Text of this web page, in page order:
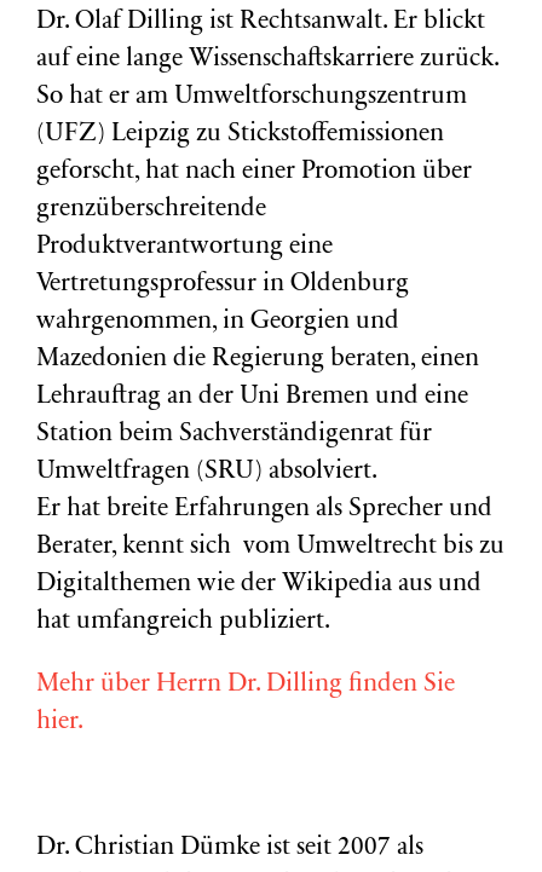
Dr. Olaf Dilling ist Rechtsanwalt. Er blickt
auf eine lange Wissenschaftskarriere zurück.
So hat er am Umweltforschungszentrum
(UFZ) Leipzig zu Stickstoffemissionen
geforscht, hat nach einer Promotion über
grenzüberschreitende
Produktverantwortung eine
Vertretungsprofessur in Oldenburg
wahrgenommen, in Georgien und
Mazedonien die Regierung beraten, einen
Lehrauftrag an der Uni Bremen und eine
Station beim Sachverständigenrat für
Umweltfragen (SRU) absolviert.
Er hat breite Erfahrungen als Sprecher und
Berater, kennt sich vom Umweltrecht bis zu
Digitalthemen wie der Wikipedia aus und
hat umfangreich publiziert.
Mehr über Herrn Dr. Dilling finden Sie
hier.
Dr. Christian Dümke ist seit 2007 als